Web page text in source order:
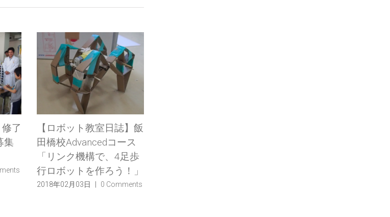
【ロボット教室日誌】飯
田橋校Advancedコース
「リンク機構で、4足歩
行ロボットを作ろう！」
2018年02月03日 | 0 Comments
【ロボット教室日誌】飯
田橋校Advancedコース
「二足歩行ロボットを作
ろう！」
2018年01月06日